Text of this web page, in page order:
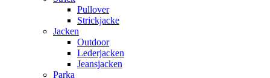
Pullover
Strickjacke
Jacken
Outdoor
Lederjacken
Jeansjacken
Parka